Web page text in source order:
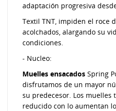
adaptación progresiva
Textil TNT, impiden el roce
acolchados, alargando su
condiciones.
- Nucleo:
Muelles ensacados Spring
disfrutamos de un mayor
su predecesor. Los muelles
reducido con lo aumentan